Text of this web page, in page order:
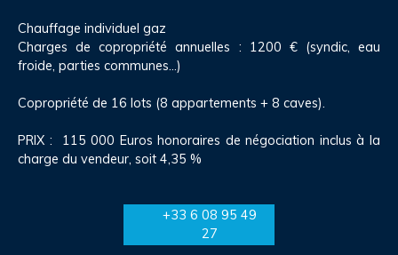
Chauffage individuel gaz
Charges de copropriété annuelles : 1200 € (syndic, eau
froide, parties communes...)
Copropriété de 16 lots (8 appartements + 8 caves).
PRIX : 115 000 Euros honoraires de négociation inclus à la
charge du vendeur, soit 4,35 %
+33 6 08 95 49
27